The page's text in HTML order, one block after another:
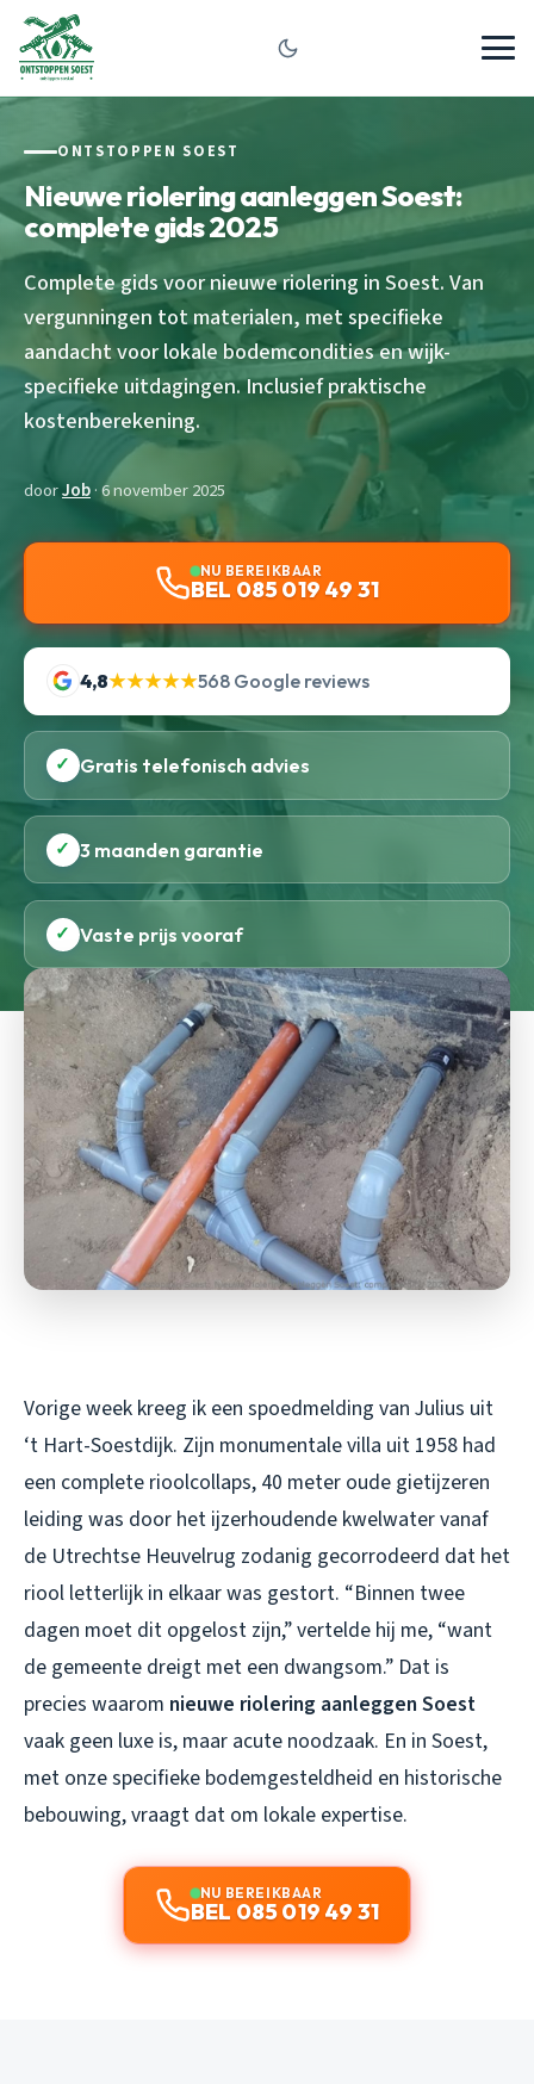
ONTSTOPPEN SOEST
Nieuwe riolering aanleggen Soest:
complete gids 2025
Complete gids voor nieuwe riolering in Soest. Van
vergunningen tot materialen, met specifieke
aandacht voor lokale bodemcondities en wijk-
specifieke uitdagingen. Inclusief praktische
kostenberekening.
doorJob· 6 november 2025
NU BEREIKBAAR
BEL 085 019 49 31
4,8★★★★★568 Google reviews
✓ Gratis telefonisch advies
✓ 3 maanden garantie
✓ Vaste prijs vooraf
Vorige week kreeg ik een spoedmelding van Julius uit
‘t Hart-Soestdijk. Zijn monumentale villa uit 1958 had
een complete rioolcollaps, 40 meter oude gietijzeren
leiding was door het ijzerhoudende kwelwater vanaf
de Utrechtse Heuvelrug zodanig gecorrodeerd dat het
riool letterlijk in elkaar was gestort. “Binnen twee
dagen moet dit opgelost zijn,” vertelde hij me, “want
de gemeente dreigt met een dwangsom.” Dat is
precies waarom nieuwe riolering aanleggen Soest
vaak geen luxe is, maar acute noodzaak. En in Soest,
met onze specifieke bodemgesteldheid en historische
bebouwing, vraagt dat om lokale expertise.
NU BEREIKBAAR
BEL 085 019 49 31